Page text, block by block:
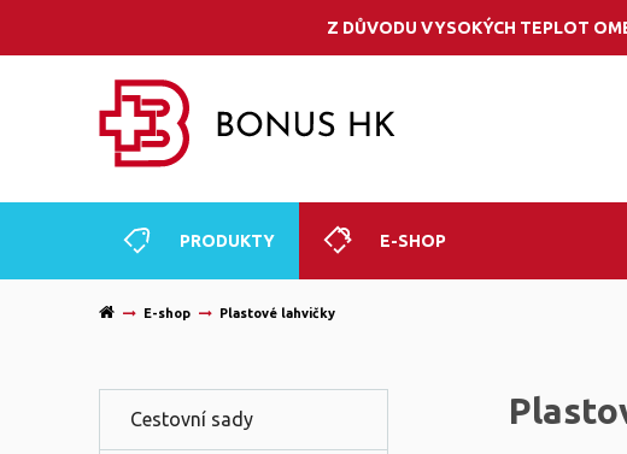
Z DŮVODU VYSOKÝCH TEPLOT
PRODUKTY E-SHOP
E-shop Plastové lahvičky
Cestovní sady